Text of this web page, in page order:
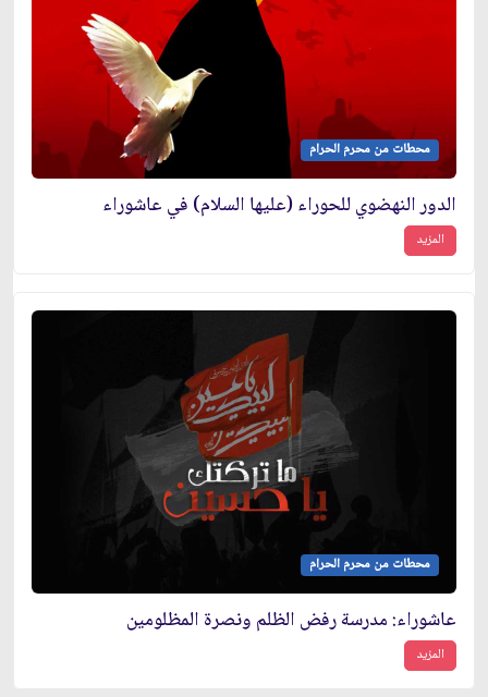
محطات من محرم الحرام
الدور النهضوي للحوراء (عليها السلام) في عاشوراء
المزيد
محطات من محرم الحرام
عاشوراء: مدرسة رفض الظلم ونصرة المظلومين
المزيد